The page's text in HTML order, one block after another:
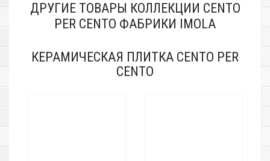
ДРУГИЕ ТОВАРЫ КОЛЛЕКЦИИ CENTO
PER CENTO ФАБРИКИ IMOLA
КЕРАМИЧЕСКАЯ ПЛИТКА CENTO PER
CENTO